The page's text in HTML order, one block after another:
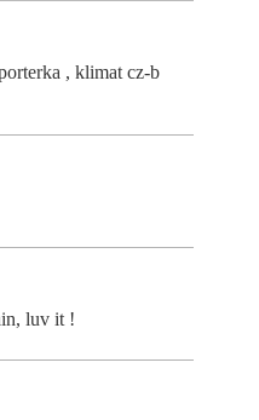
, klimat cz-b
luv it !